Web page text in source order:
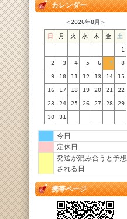
カレンダー
＜2026年8月 ＞
日 月 火 水 木 金 土
1
2 3 4 5 6 7 8
9 10 11 12 13 14 15
16 17 18 19 20 21 22
23 24 25 26 27 28 29
30 31
今日
定休日
発送が混み合うと予想
される日
携帯ページ